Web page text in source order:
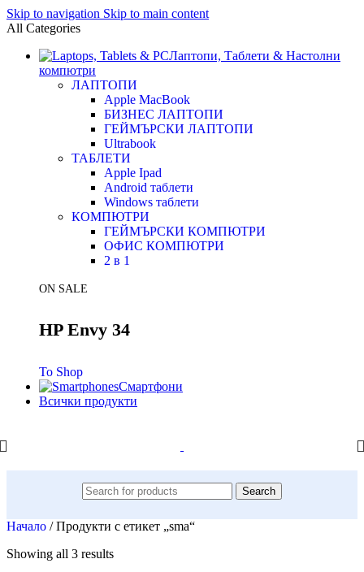
Skip to navigation Skip to main content
All Categories
Лаптопи, Таблети & Настолни
компютри
ЛАПТОПИ
Apple MacBook
БИЗНЕС ЛАПТОПИ
ГЕЙМЪРСКИ ЛАПТОПИ
Ultrabook
ТАБЛЕТИ
Apple Ipad
Android таблети
Windows таблети
КОМПЮТРИ
ГЕЙМЪРСКИ КОМПЮТРИ
ОФИС КОМПЮТРИ
2 в 1
ON SALE
HP Envy 34
To Shop
Смартфони
Всички продукти
Search
Начало / Продукти с етикет „sma“
Showing all 3 results